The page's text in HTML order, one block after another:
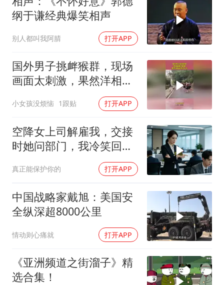
以军士兵把枪口对准中国记者
“开学三件套”全线暴涨
奋力开创中国式现代化建设新局面
纲于谦经典爆笑相声
别人都叫我阿腈 打开APP
国外男子挑衅猴群，现场
画面太刺激，果然洋相还
小女孩没烦恼 1跟贴 打开APP
空降女上司解雇我，交接
时她问部门，我冷笑回
真正能保护你的 打开APP
中国战略家戴旭：美国安
全纵深超8000公里
情动则心痛就 打开APP
《亚洲频道之街溜子》精
选合集！